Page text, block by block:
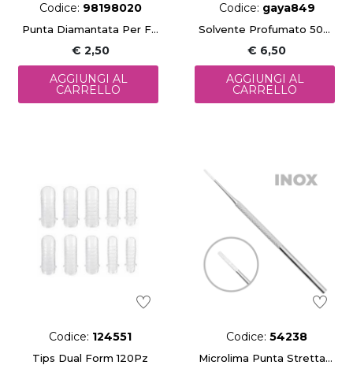
Codice: 98198020
Punta Diamantata Per Fresa (5,2x10,5 Mm)
€ 2,50
AGGIUNGI AL
CARRELLO
Codice: gaya849
Solvente Profumato 500ml
€ 6,50
AGGIUNGI AL
CARRELLO
Codice: 124551
Tips Dual Form 120Pz
Codice: 54238
Microlima Punta Stretta Dritta